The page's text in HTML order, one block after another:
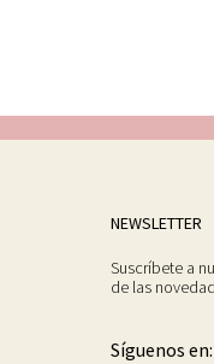
NEWSLETTER
Suscríbete a
de las
Síguenos en: